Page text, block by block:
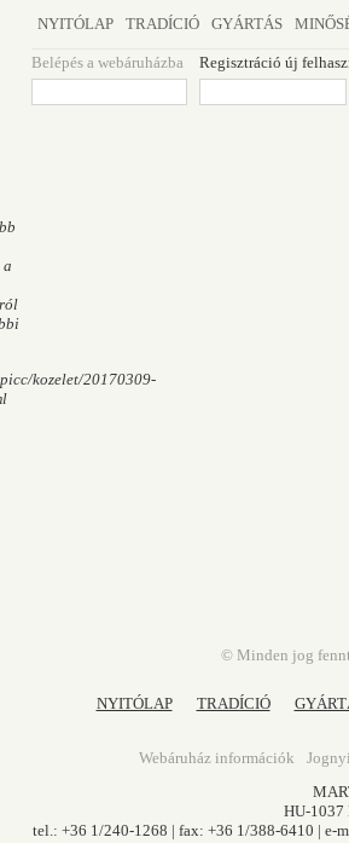
NYITÓLAP TRADÍCIÓ GYÁRTÁS
Belépés a webáruházba Regisztráció új
a
kozelet/20170309-
© Minden jog
NYITÓLAP TRADÍCIÓ
Webáruház információk
HU-1037
tel.: +36 1/240-1268 | fax: +36 1/388-6410 | e-